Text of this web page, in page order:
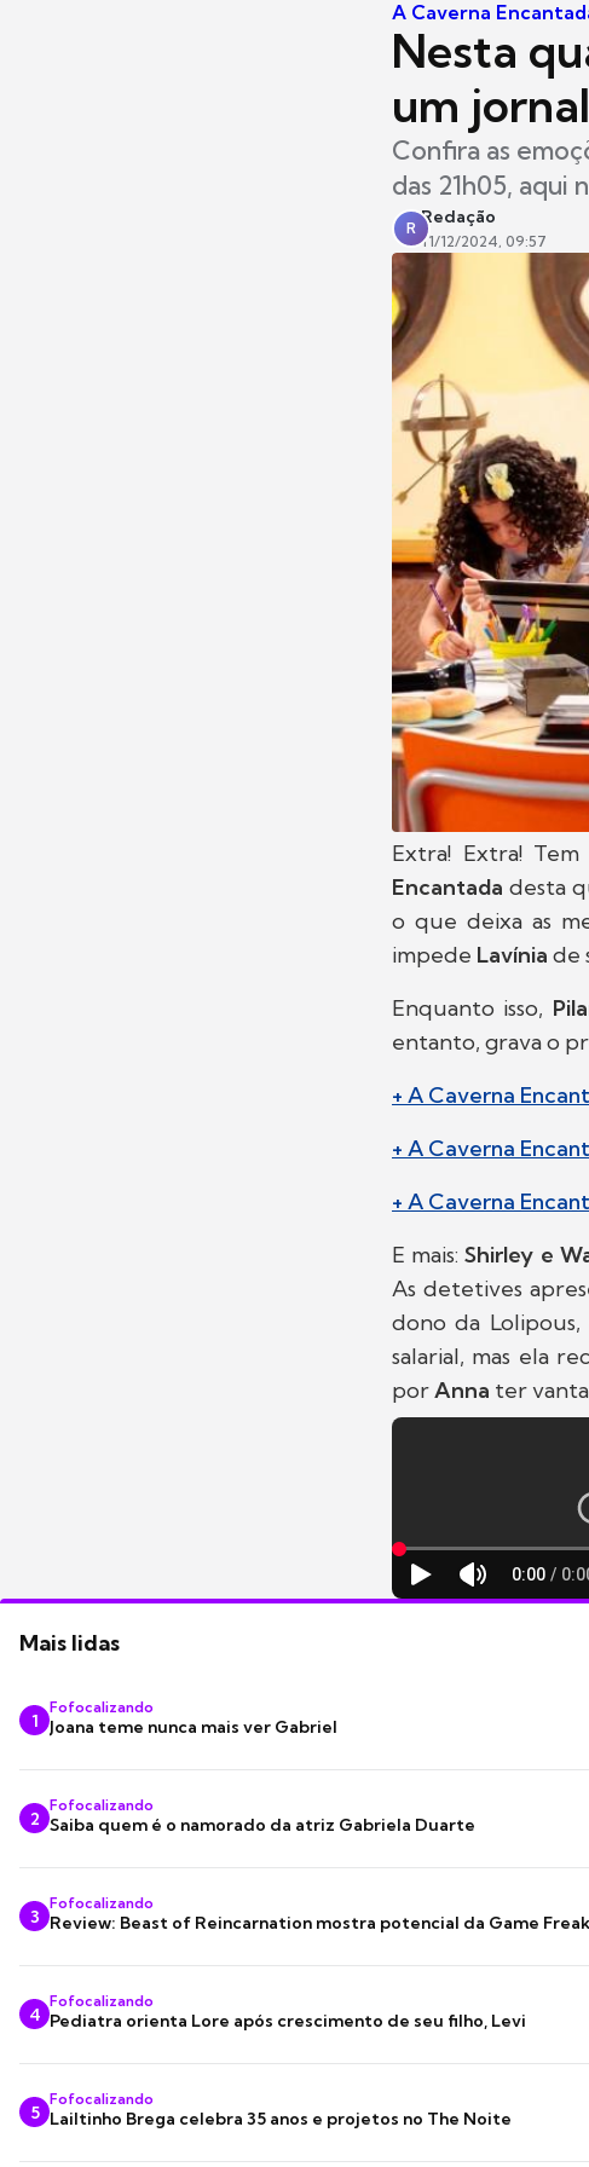
A Caverna
Nesta
um
Confira as
das 21h05, aqui
R
Redação
11/12/2024, 09:57
Extra! Extra!
Encantada desta
o que deixa as
impede Lavínia de
Enquanto isso,
entanto, grava o
+ A Caverna
+ A Caverna
+ A Caverna
E mais:Shirley e
As detetives
dono da Lolipous,
salarial, mas ela
porAnna ter
Mais lidas
1
Fofocalizando
Joana teme nunca mais ver Gabriel
2
Fofocalizando
Saiba quem é o namorado da atriz Gabriela Duarte
3
Fofocalizando
Review: Beast of Reincarnation mostra potencial da Game Freak
4
Fofocalizando
Pediatra orienta Lore após crescimento de seu filho, Levi
5
Fofocalizando
Lailtinho Brega celebra 35 anos e projetos no The Noite